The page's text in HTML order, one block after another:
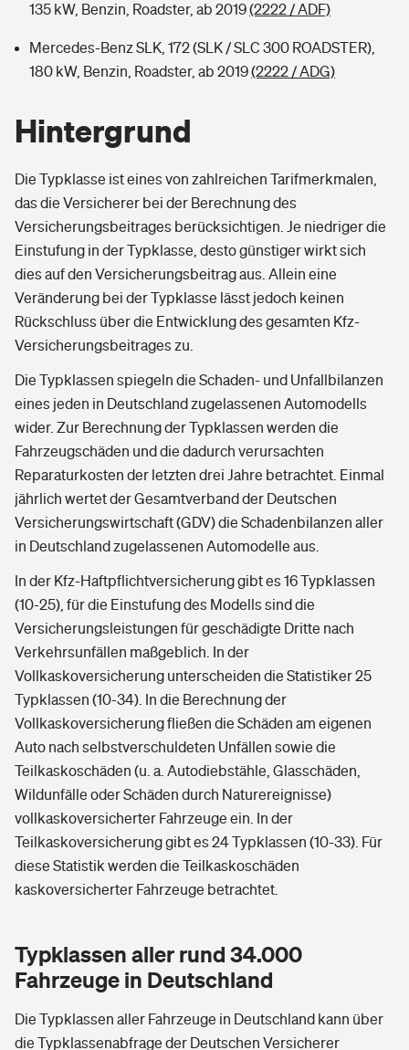
135 kW, Benzin, Roadster, ab 2019(2222 / ADF)
Mercedes-Benz SLK, 172 (SLK / SLC 300 ROADSTER),
180 kW, Benzin, Roadster, ab 2019(2222 / ADG)
Hintergrund
Die Typklasse ist eines von zahlreichen Tarifmerkmalen,
das die Versicherer bei der Berechnung des
Versicherungsbeitrages berücksichtigen. Je niedriger die
Einstufung in der Typklasse, desto günstiger wirkt sich
dies auf den Versicherungsbeitrag aus. Allein eine
Veränderung bei der Typklasse lässt jedoch keinen
Rückschluss über die Entwicklung des gesamten Kfz-
Versicherungsbeitrages zu.
Die Typklassen spiegeln die Schaden- und Unfallbilanzen
eines jeden in Deutschland zugelassenen Automodells
wider. Zur Berechnung der Typklassen werden die
Fahrzeugschäden und die dadurch verursachten
Reparaturkosten der letzten drei Jahre betrachtet. Einmal
jährlich wertet der Gesamtverband der Deutschen
Versicherungswirtschaft (GDV) die Schadenbilanzen aller
in Deutschland zugelassenen Automodelle aus.
In der Kfz-Haftpflichtversicherung gibt es 16 Typklassen
(10-25), für die Einstufung des Modells sind die
Versicherungsleistungen für geschädigte Dritte nach
Verkehrsunfällen maßgeblich. In der
Vollkaskoversicherung unterscheiden die Statistiker 25
Typklassen (10-34). In die Berechnung der
Vollkaskoversicherung fließen die Schäden am eigenen
Auto nach selbstverschuldeten Unfällen sowie die
Teilkaskoschäden (u. a. Autodiebstähle, Glasschäden,
Wildunfälle oder Schäden durch Naturereignisse)
vollkaskoversicherter Fahrzeuge ein. In der
Teilkaskoversicherung gibt es 24 Typklassen (10-33). Für
diese Statistik werden die Teilkaskoschäden
kaskoversicherter Fahrzeuge betrachtet.
Typklassen aller rund 34.000
Fahrzeuge in Deutschland
Die Typklassen aller Fahrzeuge in Deutschland kann über
die Typklassenabfrage der Deutschen Versicherer